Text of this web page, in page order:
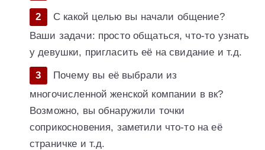
С какой целью вы начали общение?
Ваши задачи: просто общаться, что-то узнать
у девушки, пригласить её на свидание и т.д.
Почему вы её выбрали из
многочисленной женской компании в вк?
Возможно, вы обнаружили точки
соприкосновения, заметили что-то на её
страничке и т.д.